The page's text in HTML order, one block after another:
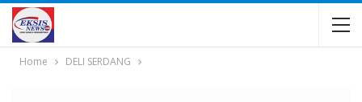
Home DELI SERDANG